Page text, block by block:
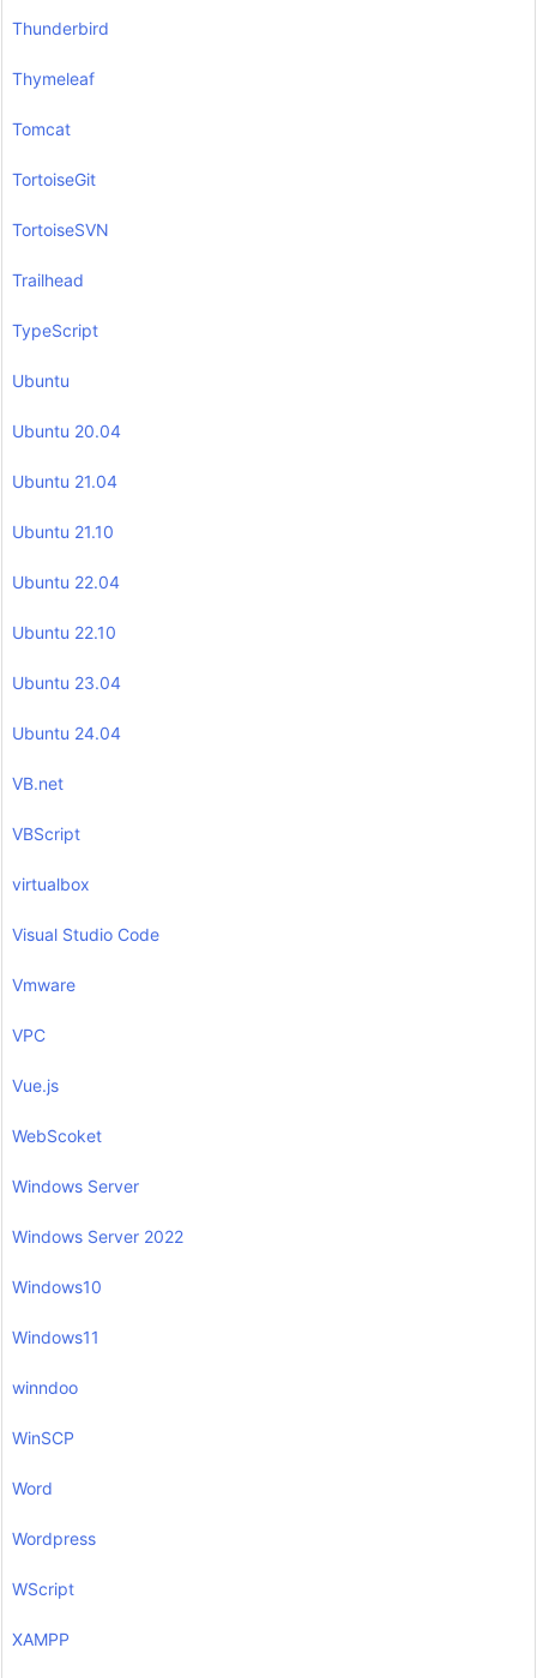
Thunderbird
Thymeleaf
Tomcat
TortoiseGit
TortoiseSVN
Trailhead
TypeScript
Ubuntu
Ubuntu 20.04
Ubuntu 21.04
Ubuntu 21.10
Ubuntu 22.04
Ubuntu 22.10
Ubuntu 23.04
Ubuntu 24.04
VB.net
VBScript
virtualbox
Visual Studio Code
Vmware
VPC
Vue.js
WebScoket
Windows Server
Windows Server 2022
Windows10
Windows11
winndoo
WinSCP
Word
Wordpress
WScript
XAMPP